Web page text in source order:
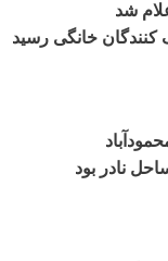
شد
خانگی رسيد
نادر بود